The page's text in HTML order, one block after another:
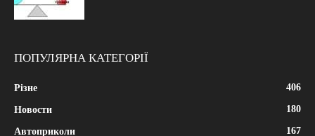
ПОПУЛЯРНА КАТЕГОРІЇ
Різне 406
Новости 180
Автоприколи 167